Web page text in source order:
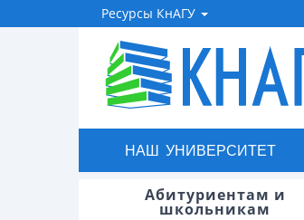
Ресурсы КнАГУ
НАШ УНИВЕРСИТЕТ
Абитуриентам и
школьникам